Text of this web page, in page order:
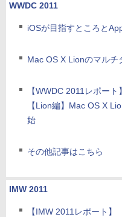
WWDC 2011
iOSが目指すところと
Mac OS X Lionのマルチ
【WWDC 2011レポート】
【Lion編】Mac OS X
始
その他記事はこちら
IMW 2011
【IMW 2011レポート】